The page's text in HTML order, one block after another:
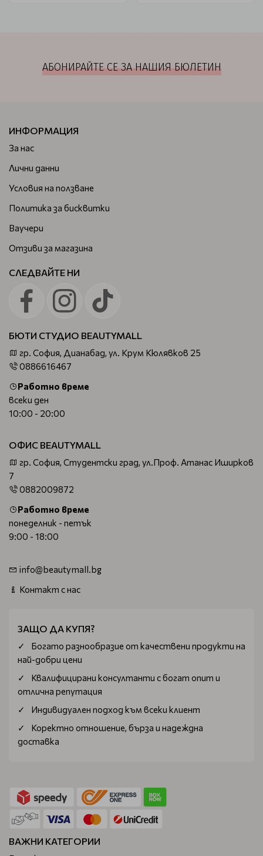
АБОНИРАЙТЕ СЕ ЗА НАШИЯ БЮЛЕТИН
ИНФОРМАЦИЯ
За нас
Лични данни
Условия на ползване
Политика за бисквитки
Ваучери
Отзиви за магазина
СЛЕДВАЙТЕ НИ
БЮТИ СТУДИО BEAUTYMALL
гр. София, Дианабад, ул. Крум Кюлявков 25
0886616467
Работно време
всеки ден
10:00 - 20:00
ОФИС BEAUTYMALL
гр. София, Студентски град, ул.Проф. Атанас Иширков
7
0882009872
Работно време
понеделник - петък
9:00 - 18:00
info@beautymall.bg
Контакт с нас
ЗАЩО ДА КУПЯ?
Богатo разнообразие от качествени продукти на
най-добри цени
Квалифицирани консултанти с богат опит и
отлична репутация
Индивидуален подход към всеки клиент
Коректно отношение, бърза и надеждна
доставка
ВАЖНИ КАТЕГОРИИ